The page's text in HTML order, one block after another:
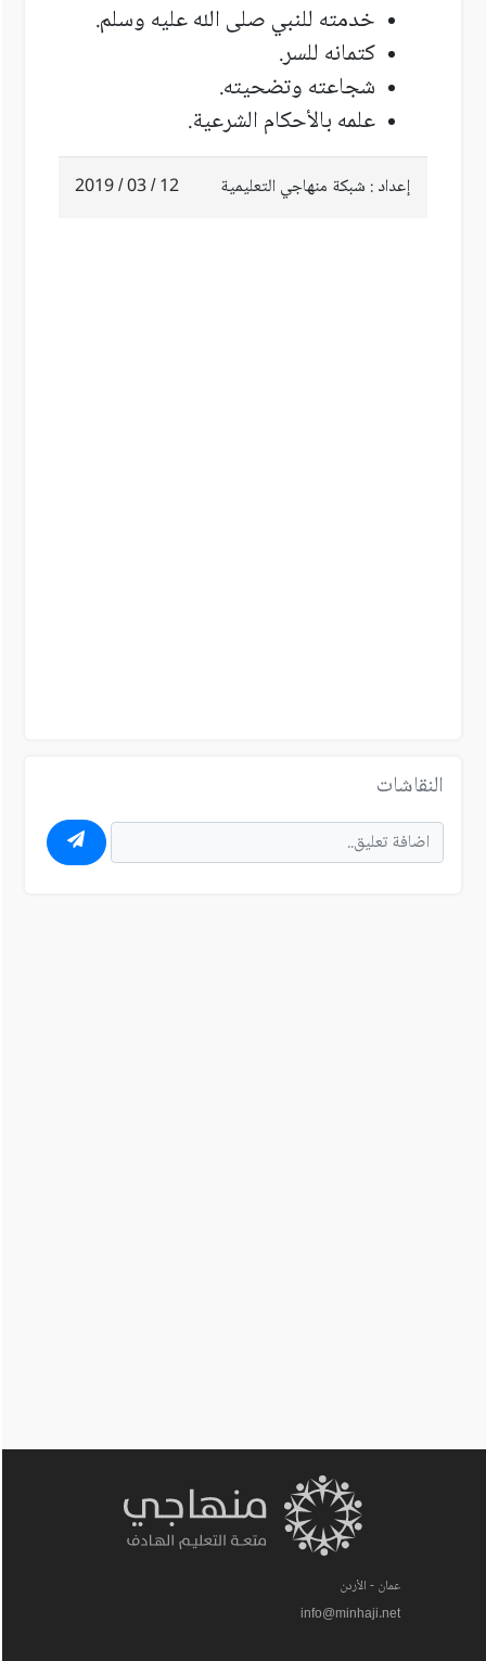
خدمته للنبيصلى الله عليه وسلم.
كتمانه للسر.
شجاعته وتضحيته.
علمه بالأحكام الشرعية.
إعداد : شبكة منهاجي التعليمية 12 / 03 / 2019
النقاشات
عمان - الأردن
info@minhaji.net